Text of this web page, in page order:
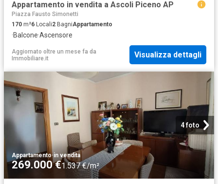
Appartamento in vendita a Ascoli Piceno AP
Piazza Fausto Simonetti
170 m²6 Locali2 BagniAppartamento
·Balcone·Ascensore
Aggiornato oltre un mese fa da
Immobiliare.it
Visualizza dettagli
4 foto
Appartamento·in vendita
269.000 €1.537 €/m²